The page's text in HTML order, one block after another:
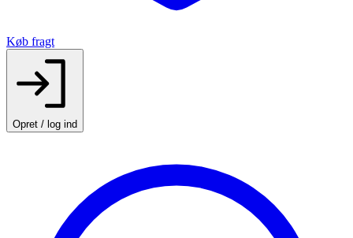
Køb fragt
Opret / log ind